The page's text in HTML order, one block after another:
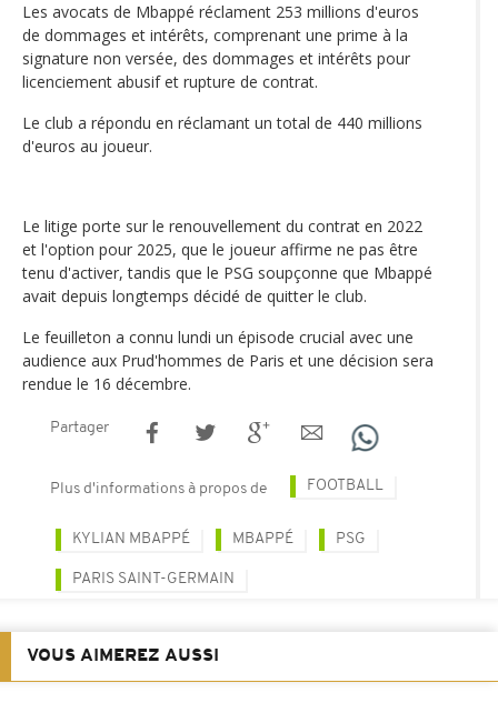
Les avocats de Mbappé réclament 253 millions d'euros
de dommages et intérêts, comprenant une prime à la
signature non versée, des dommages et intérêts pour
licenciement abusif et rupture de contrat.
Le club a répondu en réclamant un total de 440 millions
d'euros au joueur.
Le litige porte sur le renouvellement du contrat en 2022
et l'option pour 2025, que le joueur affirme ne pas être
tenu d'activer, tandis que le PSG soupçonne que Mbappé
avait depuis longtemps décidé de quitter le club.
Le feuilleton a connu lundi un épisode crucial avec une
audience aux Prud'hommes de Paris et une décision sera
rendue le 16 décembre.
Partager
Plus d'informations à propos de FOOTBALL
KYLIAN MBAPPÉ MBAPPÉ PSG
PARIS SAINT-GERMAIN
VOUS AIMEREZ AUSSI